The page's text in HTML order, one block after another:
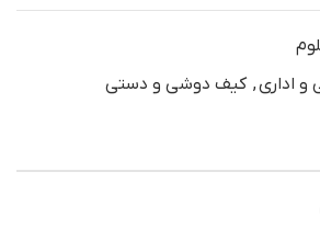
اداری, کیف دوشی و دستی